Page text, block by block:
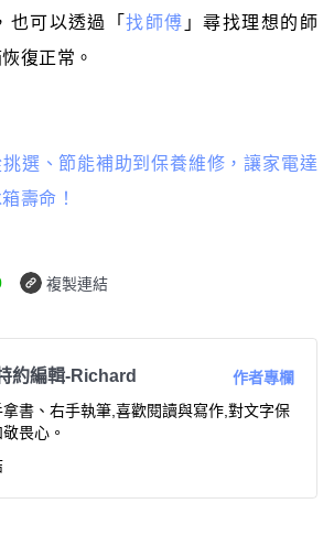
也可以透過「找師傅 」尋找理想的師
復正常。
選、節能補助到保養維修，讓家電達
壽命！
複製連結
約編輯-Richard
作者專欄
拿書、右手執筆,喜歡閱讀與寫作,對文字保
畏心。